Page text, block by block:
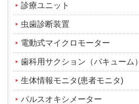
診療ユニット
虫歯診断装置
電動式マイクロモーター
歯科用サクション（バキューム）
生体情報モニタ(患者モニタ)
パルスオキシメーター